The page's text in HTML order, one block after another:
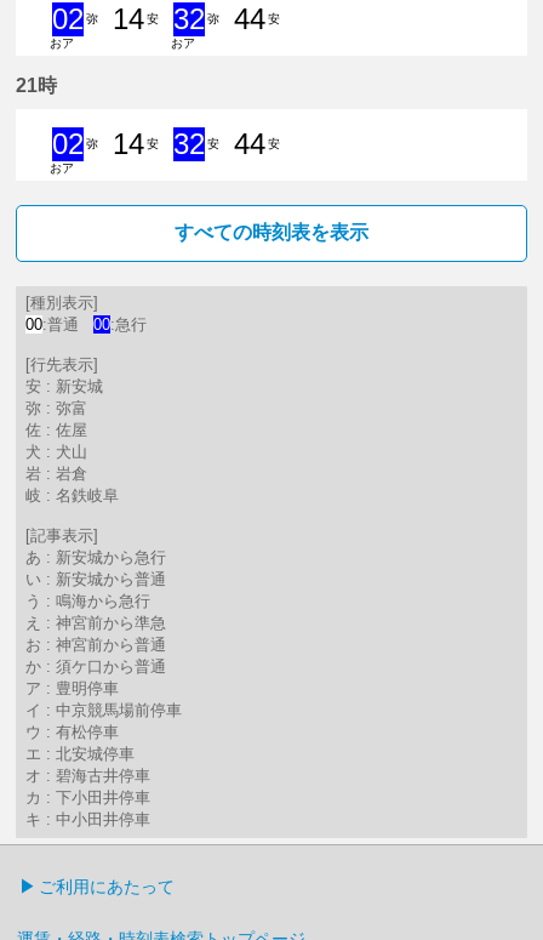
02
2分はつ 急行弥富いき
弥
おア
14安
32弥
おア
44安
21時
02弥
おア
14安
32安
44安
すべての時刻表を表示
[種別表示]
00:普通 00:急行
[行先表示]
安 : 新安城
弥 : 弥富
佐 : 佐屋
犬 : 犬山
岩 : 岩倉
岐 : 名鉄岐阜
[記事表示]
あ : 新安城から急行
い : 新安城から普通
う : 鳴海から急行
え : 神宮前から準急
お : 神宮前から普通
か : 須ケ口から普通
ア : 豊明停車
イ : 中京競馬場前停車
ウ : 有松停車
エ : 北安城停車
オ : 碧海古井停車
カ : 下小田井停車
キ : 中小田井停車
ご利用にあたって